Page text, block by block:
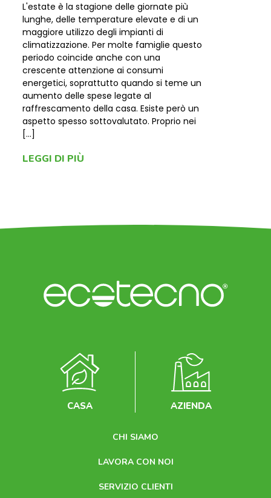
L'estate è la stagione delle giornate più
lunghe, delle temperature elevate e di un
maggiore utilizzo degli impianti di
climatizzazione. Per molte famiglie questo
periodo coincide anche con una
crescente attenzione ai consumi
energetici, soprattutto quando si teme un
aumento delle spese legate al
raffrescamento della casa. Esiste però un
aspetto spesso sottovalutato. Proprio nei
[…]
LEGGI DI PIÙ
CHI SIAMO
LAVORA CON NOI
SERVIZIO CLIENTI
CASA AZIENDA